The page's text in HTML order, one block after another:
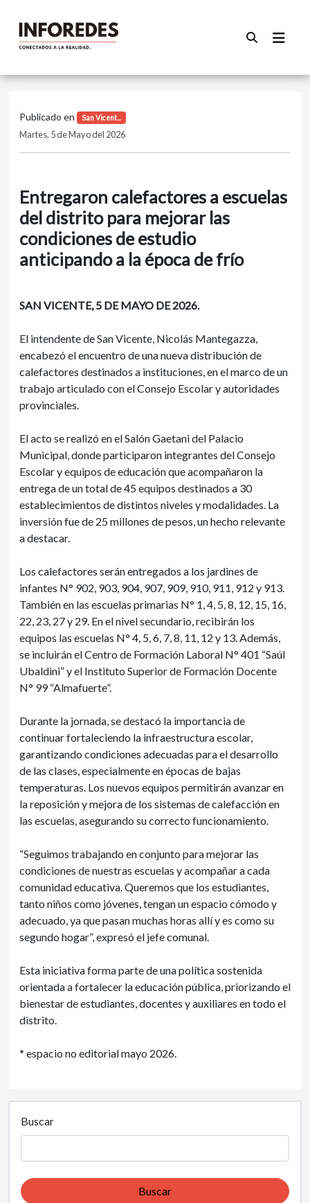
Publicado en San Vicent...
Martes, 5 de Mayo del 2026
Entregaron calefactores a escuelas
del distrito para mejorar las
condiciones de estudio
anticipando a la época de frío
SAN VICENTE, 5 DE MAYO DE 2026.
El intendente de San Vicente, Nicolás Mantegazza,
encabezó el encuentro de una nueva distribución de
calefactores destinados a instituciones, en el marco de un
trabajo articulado con el Consejo Escolar y autoridades
provinciales.
El acto se realizó en el Salón Gaetani del Palacio
Municipal, donde participaron integrantes del Consejo
Escolar y equipos de educación que acompañaron la
entrega de un total de 45 equipos destinados a 30
establecimientos de distintos niveles y modalidades. La
inversión fue de 25 millones de pesos, un hecho relevante
a destacar.
Los calefactores serán entregados a los jardines de
infantes N° 902, 903, 904, 907, 909, 910, 911, 912 y 913.
También en las escuelas primarias N° 1, 4, 5, 8, 12, 15, 16,
22, 23, 27 y 29. En el nivel secundario, recibirán los
equipos las escuelas N° 4, 5, 6, 7, 8, 11, 12 y 13. Además,
se incluirán el Centro de Formación Laboral N° 401 “Saúl
Ubaldini” y el Instituto Superior de Formación Docente
N° 99 “Almafuerte”.
Durante la jornada, se destacó la importancia de
continuar fortaleciendo la infraestructura escolar,
garantizando condiciones adecuadas para el desarrollo
de las clases, especialmente en épocas de bajas
temperaturas. Los nuevos equipos permitirán avanzar en
la reposición y mejora de los sistemas de calefacción en
las escuelas, asegurando su correcto funcionamiento.
“Seguimos trabajando en conjunto para mejorar las
condiciones de nuestras escuelas y acompañar a cada
comunidad educativa. Queremos que los estudiantes,
tanto niños como jóvenes, tengan un espacio cómodo y
adecuado, ya que pasan muchas horas allí y es como su
segundo hogar”, expresó el jefe comunal.
Esta iniciativa forma parte de una política sostenida
orientada a fortalecer la educación pública, priorizando el
bienestar de estudiantes, docentes y auxiliares en todo el
distrito.
* espacio no editorial mayo 2026.
Buscar
Buscar